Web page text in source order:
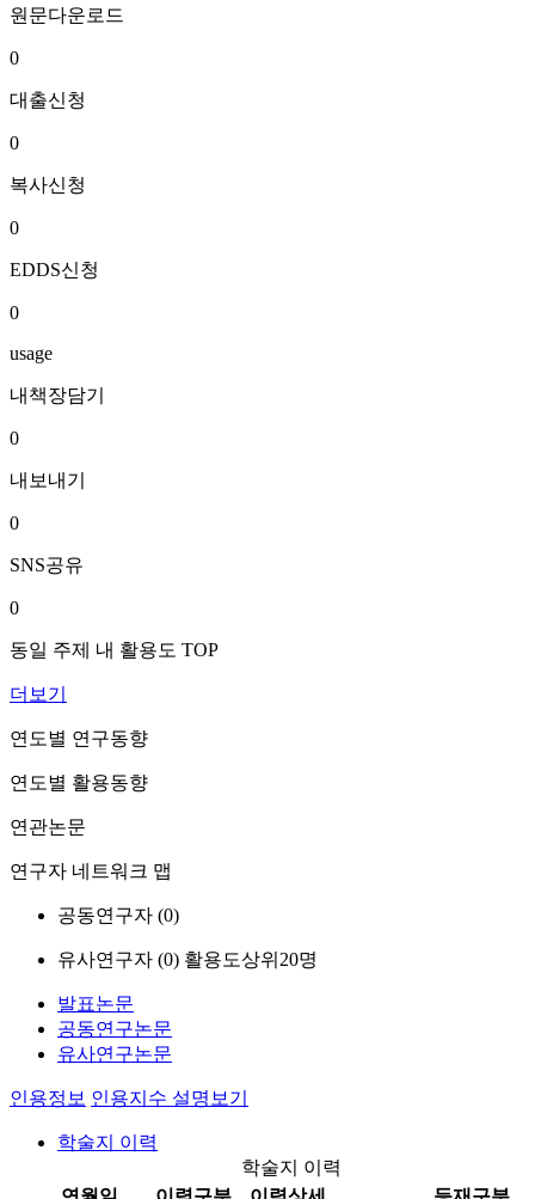
원문다운로드
0
대출신청
0
복사신청
0
EDDS신청
0
usage
내책장담기
0
내보내기
0
SNS공유
0
동일 주제 내 활용도 TOP
더보기
연도별 연구동향
연도별 활용동향
연관논문
연구자 네트워크 맵
공동연구자 (0)
유사연구자 (0) 활용도상위20명
발표논문
공동연구논문
유사연구논문
인용정보 인용지수 설명보기
학술지 이력
학술지 이력